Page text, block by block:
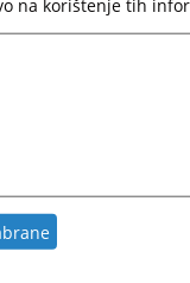
takse nastaje:
žalbe i druga
ako stranka nije
ili njenom
na korištenje tih